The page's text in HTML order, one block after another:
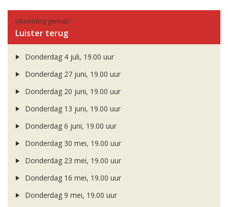
Uitzending gemist?
Luister terug
Donderdag 4 juli, 19.00 uur
Donderdag 27 juni, 19.00 uur
Donderdag 20 juni, 19.00 uur
Donderdag 13 juni, 19.00 uur
Donderdag 6 juni, 19.00 uur
Donderdag 30 mei, 19.00 uur
Donderdag 23 mei, 19.00 uur
Donderdag 16 mei, 19.00 uur
Donderdag 9 mei, 19.00 uur